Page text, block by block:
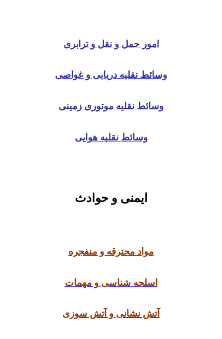
امور حمل و نقل و ترابری
وسائط نقلیه دریایی و غواصی
وسائط نقلیه موتوری زمینی
وسائط نقلیه هوایی
ایمنی و حوادث
مواد محترقه و منفجره
اسلحه شناسی و مهمات
آتش نشانی و آتش سوزی